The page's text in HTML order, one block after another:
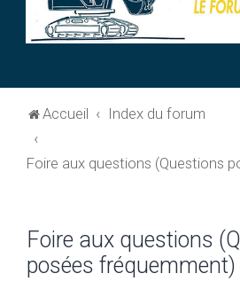
Accueil Index du forum
Foire aux questions (Questions
Foire aux questions
posées fréquemment)